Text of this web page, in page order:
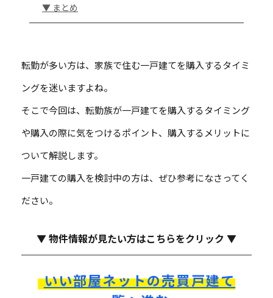
▼ まとめ
転勤が多い方は、家族で住む一戸建てを購入するタイミ
ングを迷いますよね。
そこで今回は、転勤族が一戸建てを購入するタイミング
や購入の際に気をつけるポイント、購入するメリットに
ついて解説します。
一戸建ての購入を検討中の方は、ぜひ参考になさってく
ださい。
▼ 物件情報が見たい方はこちらをクリック ▼
いい部屋ネットの売買戸建て